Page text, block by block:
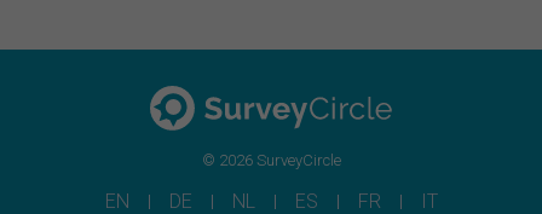
© 2026 SurveyCircle
EN DE NL ES FR IT